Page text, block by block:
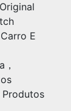
E
Produtos